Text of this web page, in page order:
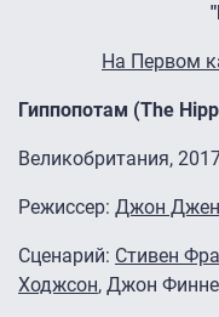
На Первом
Гиппопотам (The
Великобритания,
Режиссер: Джон
Сценарий: Стивен
Ходжсон, Джон